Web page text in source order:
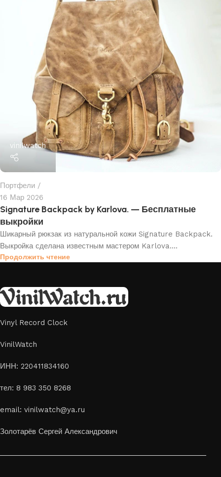
vinilwatch
Портфели
16 Мар 2026
Signature Backpack by Karlova. — Бесплатные
выкройки
Шикарный рюкзак из натуральной кожи Signature Backpack.
Выкройка сделана известным мастером Karlova....
Продолжить чтение
Vinyl Record Clock
VinilWatch
ИНН: 220411834160
тел: 8 983 350 8268
email: vinilwatch@ya.ru
Золотарёв Сергей Александрович